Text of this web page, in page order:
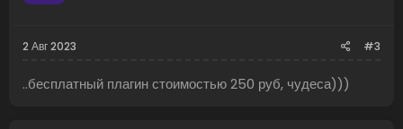
2 Авг 2023 #3
..бесплатный плагин стоимостью 250 руб, чудеса)))